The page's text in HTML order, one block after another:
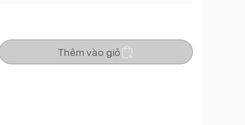
Thêm vào giỏ